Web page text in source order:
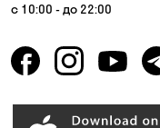
с 10:00 - до 22:00